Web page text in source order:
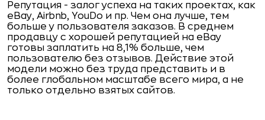
Репутация - залог успеха на таких проектах, как
eBay, Airbnb, YouDo и пр. Чем она лучше, тем
больше у пользователя заказов. В среднем
продавцу с хорошей репутацией на eBay
готовы заплатить на 8,1% больше, чем
пользователю без отзывов. Действие этой
модели можно без труда представить и в
более глобальном масштабе всего мира, а не
только отдельно взятых сайтов.